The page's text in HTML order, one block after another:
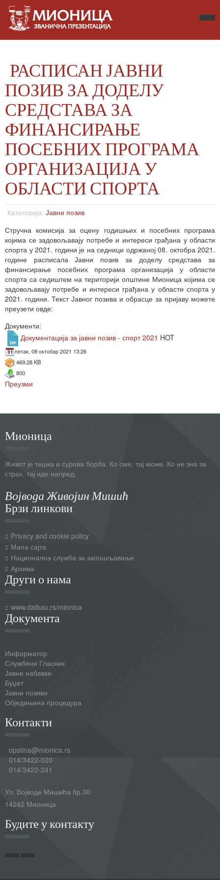
РАСПИСАН ЈАВНИ
ПОЗИВ ЗА ДОДЕЛУ
СРЕДСТАВА ЗА
ФИНАНСИРАЊЕ
ПОСЕБНИХ ПРОГРАМА
ОРГАНИЗАЦИЈА У
ОБЛАСТИ СПОРТА
Категорија: Јавни позив
Стручна комисија за оцену годишњих и посебних програма
којима се задовољавају потребе и интереси грађана у области
спорта у 2021. години је на седници одржаној 08. октобра 2021.
године расписала Јавни позив за доделу средстава за
финансирање посебних програма организација у области
спорта са седиштем на територији општине Мионица којима се
задовољавају потребе и интереси грађана у области спорта у
2021. години. Текст Јавног позива и обрасце за пријаву можете
преузети овде:
Документи:
Документација за јавни позив - спорт 2021 HOT
петак, 08 октобар 2021 13:26
469.28 KB
800
Преузми
Мионица
Живот је тешка и сурова борба. Ко сме, тај може. Ко не зна за
страх, тај иде напред.
Војвода Живојин Мишић
Брзи линкови
Privacy and cookie policy
Мапа сајта
Национална служба за запошљавање
Архива
Други о нама
www.daibau.rs/mionica
Документа
Информатор
Службени Гласник
Јавне набавке
Буџет
Јавни позиви
Обједињена процедура
Контакти
opstina@mionica.rs
014/3422-020
014/3422-241
Ул. Војводе Мишића бр.30
14242 Мионица
Будите у контакту